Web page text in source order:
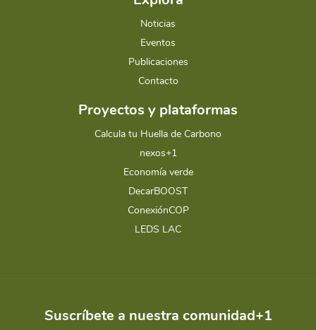
Noticias
Eventos
Publicaciones
Contacto
Proyectos y plataformas
Calcula tu Huella de Carbono
nexos+1
Economía verde
DecarBOOST
ConexiónCOP
LEDS LAC
Suscríbete a nuestra comunidad+1